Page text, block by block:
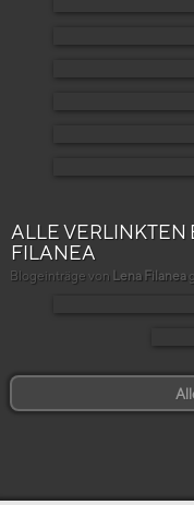
ALLE VERLINKTEN
FILANEA
Blogeinträge von Lena Filanea